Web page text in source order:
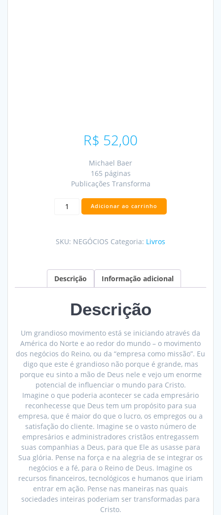
R$ 52,00
Michael Baer
165 páginas
Publicações Transforma
Negócios
como
Adicionar ao carrinho
SKU: NEGÓCIOS Categoria: Livros
Descrição Informação adicional
Descrição
Um grandioso movimento está se iniciando através da
América do Norte e ao redor do mundo – o movimento
dos negócios do Reino, ou da “empresa como missão”. Eu
digo que este é grandioso não porque é grande, mas
porque eu sinto a mão de Deus nele e vejo um enorme
potencial de influenciar o mundo para Cristo.
Imagine o que poderia acontecer se cada empresário
reconhecesse que Deus tem um propósito para sua
empresa, que é maior do que o lucro, os empregos ou a
satisfação do cliente. Imagine se o vasto número de
empresários e administradores cristãos entregassem
suas companhias a Deus, para que Ele as usasse para
Sua glória. Pense na força e na alegria de se integrar os
negócios e a fé, para o Reino de Deus. Imagine os
recursos financeiros, tecnológicos e humanos que iriam
entrar em ação. Pense nas maneiras nas quais
sociedades inteiras poderiam ser transformadas para
Cristo.